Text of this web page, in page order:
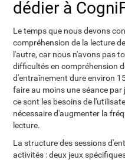
dédier à
Le temps que nous devons
compréhension de la lecture
l'autre, car nous n'avons pas
difficultés en compréhension
d'entraînement dure environ
faire au moins une séance
ce sont les besoins de
nécessaire d'augmenter la
lecture.
La structure des sessions
activités : deux jeux